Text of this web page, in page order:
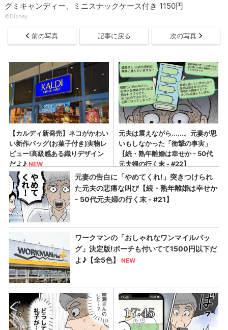
グミキャンディー、ミニスナックケース付き 1150円
©Disney
前の写真 記事に戻る 次の写真